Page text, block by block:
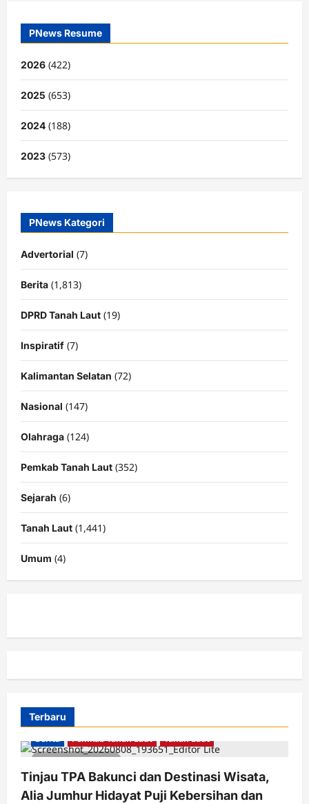
PNews Resume
2026 (422)
2025 (653)
2024 (188)
2023 (573)
PNews Kategori
Advertorial (7)
Berita (1,813)
DPRD Tanah Laut (19)
Inspiratif (7)
Kalimantan Selatan (72)
Nasional (147)
Olahraga (124)
Pemkab Tanah Laut (352)
Sejarah (6)
Tanah Laut (1,441)
Umum (4)
Terbaru
2 minutes read
Berita Pemkab Tanah Laut Tanah Laut
Tinjau TPA Bakunci dan Destinasi Wisata,
Alia Jumhur Hidayat Puji Kebersihan dan